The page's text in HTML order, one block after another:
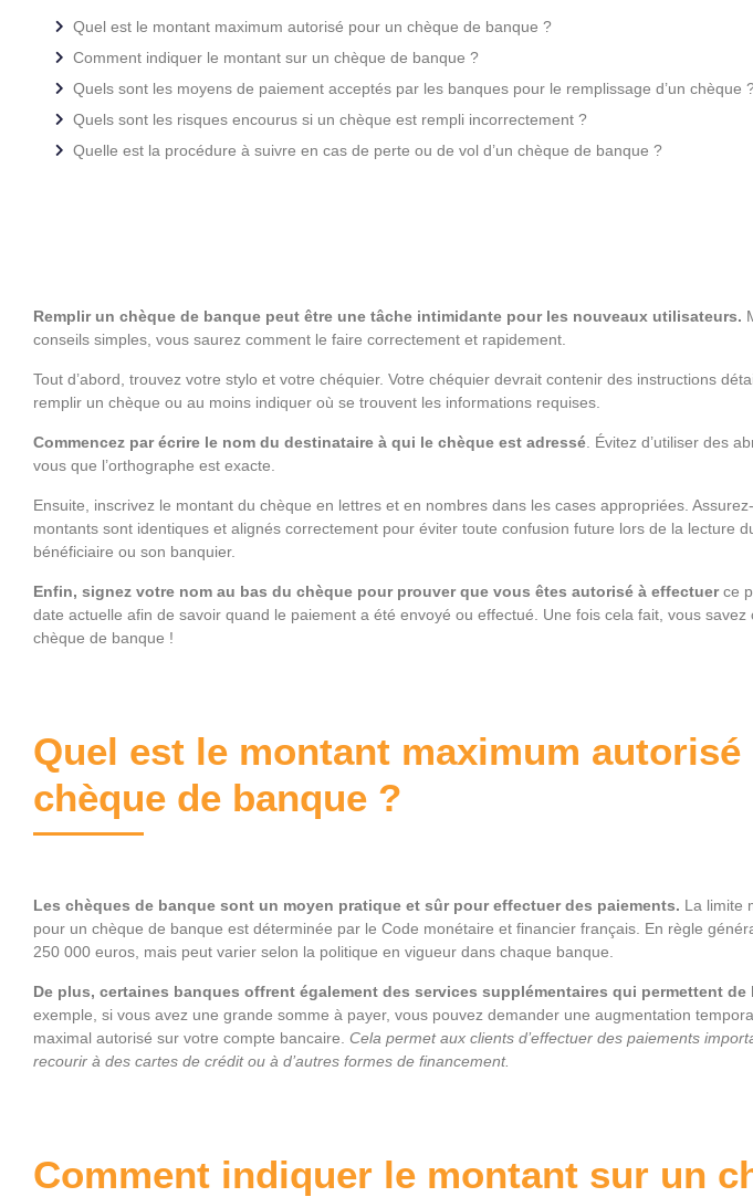
Quel est le montant maximum autorisé pour un chèque de banque ?
Comment indiquer le montant sur un chèque de banque ?
Quels sont les moyens de paiement acceptés par les banques pour le remplissage d’un chèque
Quels sont les risques encourus si un chèque est rempli incorrectement ?
Quelle est la procédure à suivre en cas de perte ou de vol d’un chèque de banque ?
Remplir un chèque de banque peut être une tâche intimidante pour les nouveaux utilisateurs.
conseils simples, vous saurez comment le faire correctement et rapidement.
Tout d’abord, trouvez votre stylo et votre chéquier. Votre chéquier devrait contenir des instructions
remplir un chèque ou au moins indiquer où se trouvent les informations requises.
Commencez par écrire le nom du destinataire à qui le chèque est adressé . Évitez d’utiliser des
vous que l’orthographe est exacte.
Ensuite, inscrivez le montant du chèque en lettres et en nombres dans les cases appropriées.
montants sont identiques et alignés correctement pour éviter toute confusion future lors de la lecture
bénéficiaire ou son banquier.
Enfin, signez votre nom au bas du chèque pour prouver que vous êtes autorisé à effectuerce
date actuelle afin de savoir quand le paiement a été envoyé ou effectué. Une fois cela fait, vous savez
chèque de banque !
Quel est le montant maximum
chèque de banque ?
Les chèques de banque sont un moyen pratique et sûr pour effectuer des paiements. La limite
pour un chèque de banque est déterminée par le Code monétaire et financier français. En règle
250 000 euros, mais peut varier selon la politique en vigueur dans chaque banque.
De plus, certaines banques offrent également des services supplémentaires qui permettent de
exemple, si vous avez une grande somme à payer, vous pouvez demander une augmentation
maximal autorisé sur votre compte bancaire. Cela permet aux clients d’effectuer des paiements
recourir à des cartes de crédit ou à d’autres formes de financement.
Comment indiquer le montant sur un